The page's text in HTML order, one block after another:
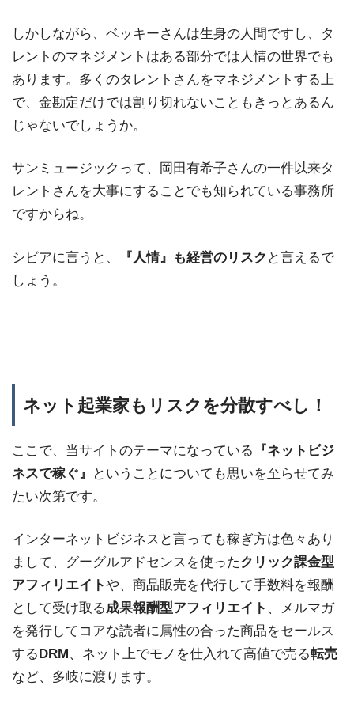
しかしながら、ベッキーさんは生身の人間ですし、タ
レントのマネジメントはある部分では人情の世界でも
あります。多くのタレントさんをマネジメントする上
で、金勘定だけでは割り切れないこともきっとあるん
じゃないでしょうか。
サンミュージックって、岡田有希子さんの一件以来タ
レントさんを大事にすることでも知られている事務所
ですからね。
シビアに言うと、 『人情』も経営のリスク と言えるで
しょう。
ネット起業家もリスクを分散すべし！
ここで、当サイトのテーマになっている
『ネットビジ
ネスで稼ぐ』
ということについても思いを至らせてみ
たい次第です。
インターネットビジネスと言っても稼ぎ方は色々あり
まして、グーグルアドセンスを使ったクリック課金型
アフィリエイトや、商品販売を代行して手数料を報酬
として受け取る成果報酬型アフィリエイト 、メルマガ
を発行してコアな読者に属性の合った商品をセールス
する DRM 、ネット上でモノを仕入れて高値で売る転売
など、多岐に渡ります。